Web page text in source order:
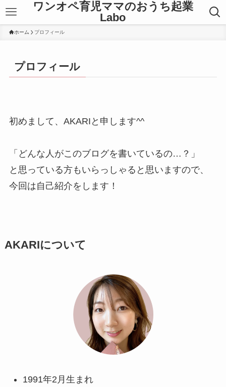
ワンオペ育児ママのおうち起業
Labo
ホーム プロフィール
プロフィール
初めまして、AKARIと申します^^
「どんな人がこのブログを書いているの…？」
と思っている方もいらっしゃると思いますので、
今回は自己紹介をします！
AKARIについて
1991年2月生まれ